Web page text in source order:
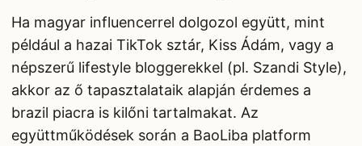
Ha magyar influencerrel dolgozol együtt, mint
például a hazai TikTok sztár, Kiss Ádám, vagy a
népszerű lifestyle bloggerekkel (pl. Szandi Style),
akkor az ő tapasztalataik alapján érdemes a
brazil piacra is kilőni tartalmakat. Az
együttműködések során a BaoLiba platform